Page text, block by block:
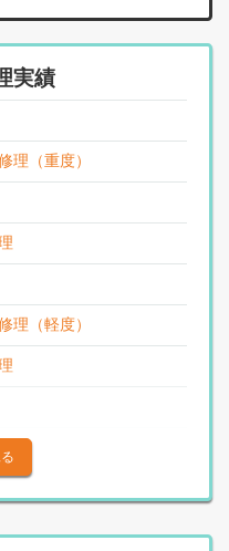
実績
理（重度）
理（軽度）
換修理